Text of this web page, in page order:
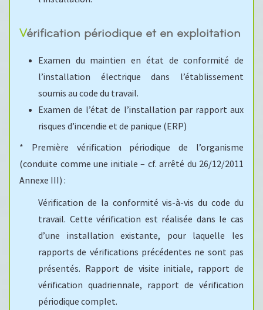
Vérification périodique et en exploitation
Examen du maintien en état de conformité de
l’installation électrique dans l’établissement
soumis au code du travail.
Examen de l’état de l’installation par rapport aux
risques d’incendie et de panique (ERP)
* Première vérification périodique de l’organisme
(conduite comme une initiale – cf. arrêté du 26/12/2011
Annexe III) :
Vérification de la conformité vis-à-vis du code du
travail. Cette vérification est réalisée dans le cas
d’une installation existante, pour laquelle les
rapports de vérifications précédentes ne sont pas
présentés. Rapport de visite initiale, rapport de
vérification quadriennale, rapport de vérification
périodique complet.